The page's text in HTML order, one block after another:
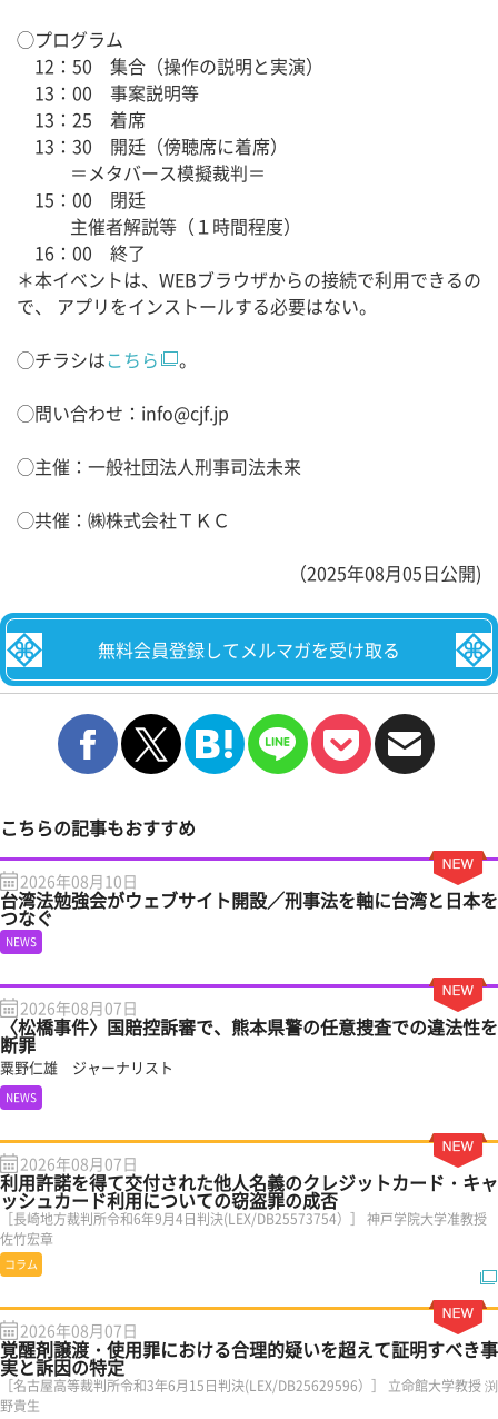
◯プログラム
12：50 集合（操作の説明と実演）
13：00 事案説明等
13：25 着席
13：30 開廷（傍聴席に着席）
＝メタバース模擬裁判＝
15：00 閉廷
主催者解説等（１時間程度）
16：00 終了
＊本イベントは、WEBブラウザからの接続で利用できるの
で、 アプリをインストールする必要はない。
◯チラシはこちら
。
◯問い合わせ：info@cjf.jp
◯主催：一般社団法人刑事司法未来
◯共催：㈱株式会社ＴＫＣ
（2025年08月05日公開)
無料会員登録してメルマガを受け取る
こちらの記事もおすすめ
2026年08月10日
台湾法勉強会がウェブサイト開設／刑事法を軸に台湾と日本を
つなぐ
NEWS
2026年08月07日
〈松橋事件〉国賠控訴審で、熊本県警の任意捜査での違法性を
断罪
粟野仁雄 ジャーナリスト
NEWS
2026年08月07日
利用許諾を得て交付された他人名義のクレジットカード・キャ
ッシュカード利用についての窃盗罪の成否
［長崎地方裁判所令和6年9月4日判決(LEX/DB25573754）］ 神戸学院大学准教授
佐竹宏章
コラム
2026年08月07日
覚醒剤譲渡・使用罪における合理的疑いを超えて証明すべき事
実と訴因の特定
［名古屋高等裁判所令和3年6月15日判決(LEX/DB25629596）］ 立命館大学教授 渕
野貴生